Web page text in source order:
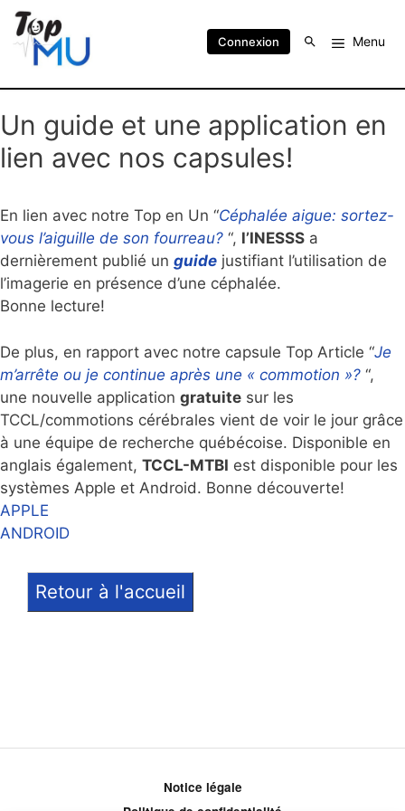
Connexion Menu
Un guide et une application en
lien avec nos capsules!
En lien avec notre Top en Un “Céphalée aigue: sortez-
vous l’aiguille de son fourreau? “, l’INESSS a
dernièrement publié un guide justifiant l’utilisation de
l’imagerie en présence d’une céphalée.
Bonne lecture!
De plus, en rapport avec notre capsule Top Article “Je
m’arrête ou je continue après une « commotion »? “,
une nouvelle application gratuite sur les
TCCL/commotions cérébrales vient de voir le jour grâce
à une équipe de recherche québécoise. Disponible en
anglais également, TCCL-MTBI est disponible pour les
systèmes Apple et Android. Bonne découverte!
APPLE
ANDROID
Retour à l'accueil
Notice légale